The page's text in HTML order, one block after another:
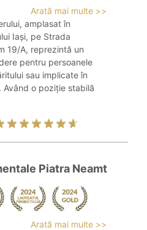
Arată mai multe >>
amplasat în
Iași, pe Strada
19/A, reprezintă un
pentru persoanele
sau implicate în
Având o poziție stabilă
Piatra Neamt
Arată mai multe >>